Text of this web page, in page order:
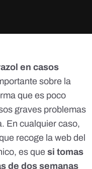
en casos
sobre la
que es poco
graves problemas
En cualquier caso,
recoge la web del
, es que si tomas
de dos semanas